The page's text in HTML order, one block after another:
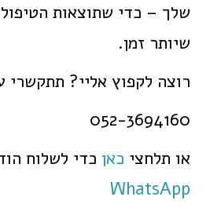
שלך – כדי שתוצאות
שיותר זמן.
רוצה לקפוץ אליי? תתקשרי
052-3694160
או תלחצי כאן כדי לשלוח
WhatsApp